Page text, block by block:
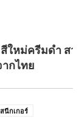
ครีมดำ สวย
ย
สนีกเกอร์